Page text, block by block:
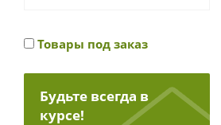
Товары под заказ
Будьте всегда в
курсе!